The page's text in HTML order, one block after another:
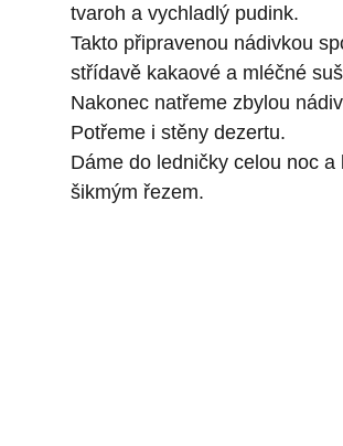
tvaroh a vychladlý pudink.
Takto připravenou nádivkou
střídavě kakaové a mléčné
Nakonec natřeme zbylou
Potřeme i stěny dezertu.
Dáme do ledničky celou noc a
šikmým řezem.